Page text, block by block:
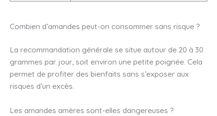
Combien d’amandes peut-on consommer sans risque ?
La recommandation générale se situe autour de 20 à 30
grammes par jour, soit environ une petite poignée. Cela
permet de profiter des bienfaits sans s’exposer aux
risques d’un excès.
Les amandes amères sont-elles dangereuses ?